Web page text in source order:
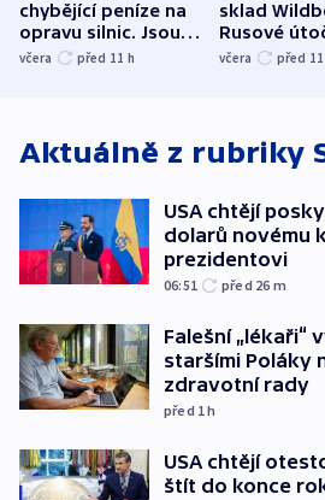
chybějící peníze na
opravu silnic. Jsou
nenárokové, namítá
včera před 11 h
sklad
Rusové
trh, hasiče
včera před 11
Aktuálně z rubriky
USA chtějí
dolarů novému
prezidentovi
06:51 před 26 m
Falešní „lékaři“
staršími Poláky
zdravotní rady
před 1h
USA chtějí
štít do konce